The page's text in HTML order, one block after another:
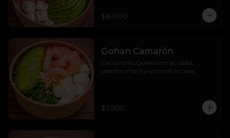
$8.000
Gohan Camarón
Camarones,Queso crema, palta,
cebollín, maní y arroz de la casa.
$7.500